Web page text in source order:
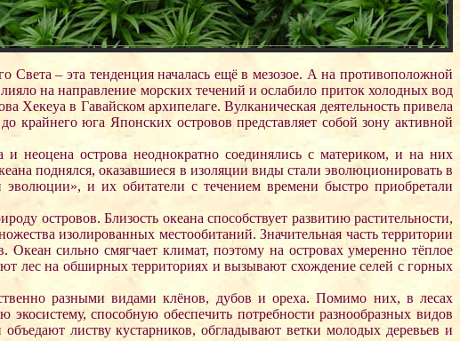
– эта тенденция началась ещё в мезозое. А на противоположной
на направление морских течений и ослабило приток холодных вод
Хекеуа в Гавайском архипелаге. Вулканическая деятельность привела
крайнего юга Японских островов представляет собой зону активной
неоцена острова неоднократно соединялись с материком, и на них
поднялся, оказавшиеся в изоляции виды стали эволюционировать в
и их обитатели с течением времени быстро приобретали
островов. Близость океана способствует развитию растительности,
изолированных местообитаний. Значительная часть территории
сильно смягчает климат, поэтому на островах умеренно тёплое
лес на обширных территориях и вызывают схождение селей с горных
разными видами клёнов, дубов и ореха. Помимо них, в лесах
способную обеспечить потребности разнообразных видов
листву кустарников, обгладывают ветки молодых деревьев и